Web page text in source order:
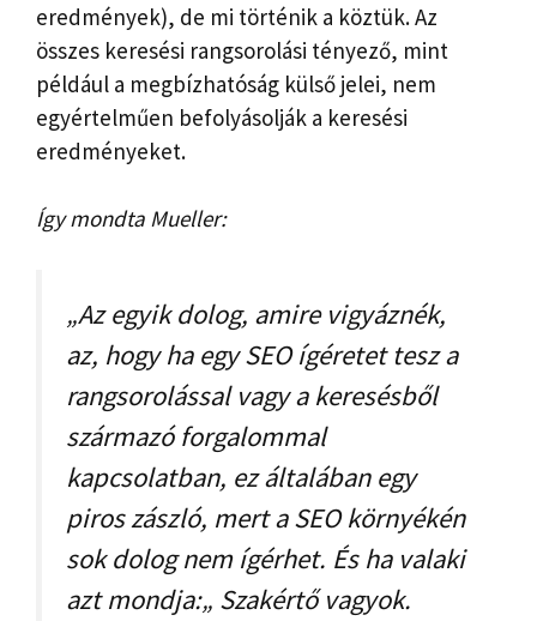
eredmények), de mi történik a köztük. Az
összes keresési rangsorolási tényező, mint
például a megbízhatóság külső jelei, nem
egyértelműen befolyásolják a keresési
eredményeket.
Így mondta Mueller:
„Az egyik dolog, amire vigyáznék,
az, hogy ha egy SEO ígéretet tesz a
rangsorolással vagy a keresésből
származó forgalommal
kapcsolatban, ez általában egy
piros zászló, mert a SEO környékén
sok dolog nem ígérhet. És ha valaki
azt mondja:„ Szakértő vagyok.